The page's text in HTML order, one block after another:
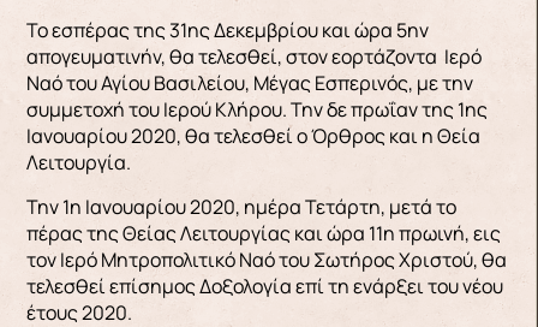
Το εσπέρας της 31ης Δεκεμβρίου και ώρα 5ην
απογευματινήν, θα τελεσθεί, στον εορτάζοντα Ιερό
Ναό του Αγίου Βασιλείου, Μέγας Εσπερινός, με την
συμμετοχή του Ιερού Κλήρου. Την δε πρωΐαν της 1ης
Ιανουαρίου 2020, θα τελεσθεί ο Όρθρος και η Θεία
Λειτουργία.
Την 1η Ιανουαρίου 2020, ημέρα Τετάρτη, μετά το
πέρας της Θείας Λειτουργίας και ώρα 11η πρωινή, εις
τον Ιερό Μητροπολιτικό Ναό του Σωτήρος Χριστού, θα
τελεσθεί επίσημος Δοξολογία επί τη ενάρξει του νέου
έτους 2020.